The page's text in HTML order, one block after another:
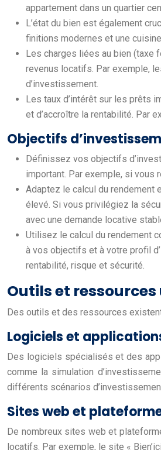
appartement dans un quartier
L’état du bien est également
finitions modernes et une
Les charges liées au bien (taxe
revenus locatifs. Par exemple,
d’investissement.
Les taux d’intérêt sur les prêts
et d’accroître la rentabilité. Par
Objectifs
Définissez vos objectifs
important. Par exemple, si vous
Adaptez le calcul du rendement
élevé. Si vous privilégiez la
avec une demande locative
Utilisez le calcul du rendement
à vos objectifs et à votre profil
rentabilité, risque et sécurité.
Outils et
Des outils et des ressources
Logiciels et
Des logiciels spécialisés et des
comme la simulation
différents scénarios
Sites web et
De nombreux sites web et
locatifs. Par exemple, le site «